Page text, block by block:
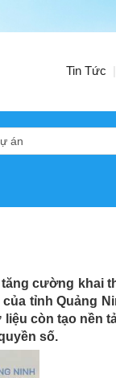
Tin Tức
cường khai
tỉnh Quảng
còn tạo nền
số.